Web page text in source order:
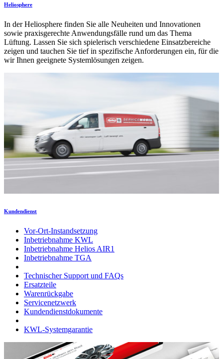
Heliosphere
In der Heliosphere finden Sie alle Neuheiten und Innovationen
sowie praxisgerechte Anwendungsfälle rund um das Thema
Lüftung. Lassen Sie sich spielerisch verschiedene Einsatzbereiche
zeigen und tauchen Sie tief in spezifische Anforderungen ein, für die
wir Ihnen geeignete Systemlösungen zeigen.
Kundendienst
Vor-Ort-Instandsetzung
Inbetriebnahme KWL
Inbetriebnahme Helios AIR1
Inbetriebnahme TGA
Technischer Support und FAQs
Ersatzteile
Warenrückgabe
Servicenetzwerk
Kundendienstdokumente
KWL-Systemgarantie